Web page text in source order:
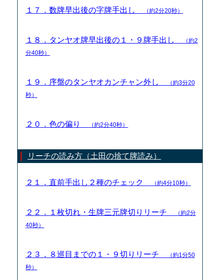
１７．数牌早出後の字牌手出し （約2分20秒）
１８．タンヤオ牌早出後の１・９牌手出し
（約2
分40秒）
１９．序盤のタンヤオカンチャン外し
（約3分20
秒）
２０．色の偏り （約2分40秒）
リーチの読み方（土田の捨て牌読み）
２１．直前手出し２種のチェック （約4分10秒）
２２．１枚切れ・生牌三元牌切りリーチ
（約2分
40秒）
２３．８巡目までの１・９切りリーチ
（約1分50
秒）